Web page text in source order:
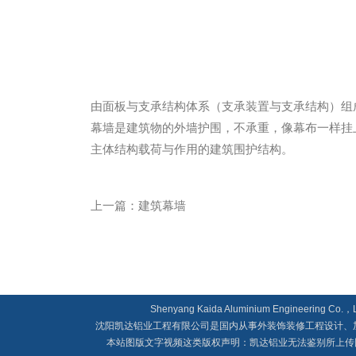
由面板与支承结构体系（支承装置与支承结构）
幕墙是建筑物的外墙护围，不承重，像幕布一样
主体结构载荷与作用的建筑围护结构。
上一篇： 建筑幕墙
Shenyang Kaida Aluminium Engineering Co.
沈阳凯达铝业工程有限公司是国内从事外装饰装修工程设计
本站图版文字视频这类版权声明：凯达铝业无法鉴别所上